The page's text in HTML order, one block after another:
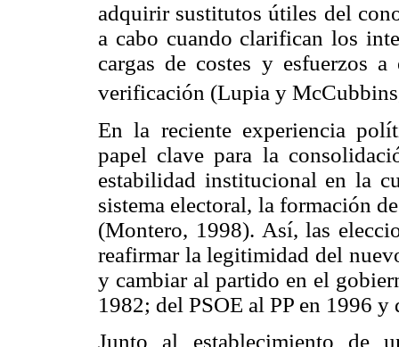
adquirir sustitutos útiles del
a cabo cuando clarifican los
cargas de costes y esfuerzos
verificación (Lupia y
En la reciente experiencia
papel clave para la
estabilidad institucional en la
sistema electoral, la formación
(Montero, 1998). Así, las
reafirmar la legitimidad del
y cambiar al partido en el
1982; del PSOE al PP en 1996 y
Junto al establecimiento de